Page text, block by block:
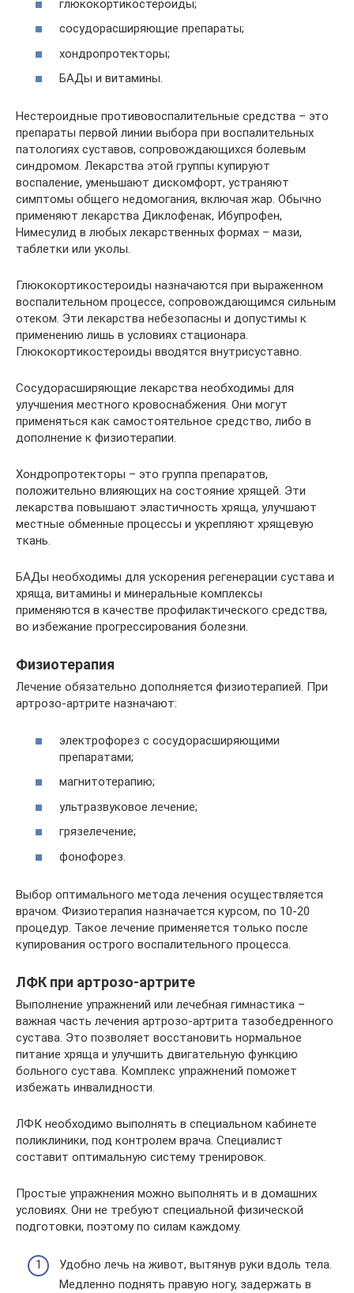
глюкокортикостероиды;
сосудорасширяющие препараты;
хондропротекторы;
БАДы и витамины.
Нестероидные противовоспалительные средства – это
препараты первой линии выбора при воспалительных
патологиях суставов, сопровождающихся болевым
синдромом. Лекарства этой группы купируют
воспаление, уменьшают дискомфорт, устраняют
симптомы общего недомогания, включая жар. Обычно
применяют лекарства Диклофенак, Ибупрофен,
Нимесулид в любых лекарственных формах – мази,
таблетки или уколы.
Глюкокортикостероиды назначаются при выраженном
воспалительном процессе, сопровождающимся сильным
отеком. Эти лекарства небезопасны и допустимы к
применению лишь в условиях стационара.
Глюкокортикостероиды вводятся внутрисуставно.
Сосудорасширяющие лекарства необходимы для
улучшения местного кровоснабжения. Они могут
применяться как самостоятельное средство, либо в
дополнение к физиотерапии.
Хондропротекторы – это группа препаратов,
положительно влияющих на состояние хрящей. Эти
лекарства повышают эластичность хряща, улучшают
местные обменные процессы и укрепляют хрящевую
ткань.
БАДы необходимы для ускорения регенерации сустава и
хряща, витамины и минеральные комплексы
применяются в качестве профилактического средства,
во избежание прогрессирования болезни.
Физиотерапия
Лечение обязательно дополняется физиотерапией. При
артрозо-артрите назначают:
электрофорез с сосудорасширяющими
препаратами;
магнитотерапию;
ультразвуковое лечение;
грязелечение;
фонофорез.
Выбор оптимального метода лечения осуществляется
врачом. Физиотерапия назначается курсом, по 10-20
процедур. Такое лечение применяется только после
купирования острого воспалительного процесса.
ЛФК при артрозо-артрите
Выполнение упражнений или лечебная гимнастика –
важная часть лечения артрозо-артрита тазобедренного
сустава. Это позволяет восстановить нормальное
питание хряща и улучшить двигательную функцию
больного сустава. Комплекс упражнений поможет
избежать инвалидности.
ЛФК необходимо выполнять в специальном кабинете
поликлиники, под контролем врача. Специалист
составит оптимальную систему тренировок.
Простые упражнения можно выполнять и в домашних
условиях. Они не требуют специальной физической
подготовки, поэтому по силам каждому.
Удобно лечь на живот, вытянув руки вдоль тела.
Медленно поднять правую ногу, задержать в